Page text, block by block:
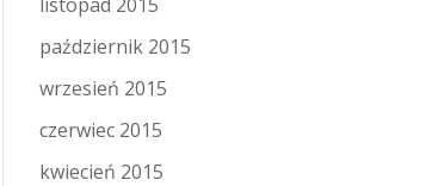
październik 2015
wrzesień 2015
czerwiec 2015
kwiecień 2015